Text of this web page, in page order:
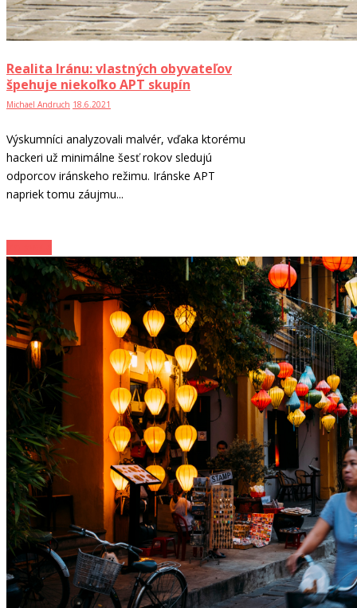
Realita Iránu: vlastných obyvateľov
špehuje niekoľko APT skupín
Michael Andruch 18.6.2021
Výskumníci analyzovali malvér, vďaka ktorému
hackeri už minimálne šesť rokov sledujú
odporcov iránskeho režimu. Iránske APT
napriek tomu záujmu...